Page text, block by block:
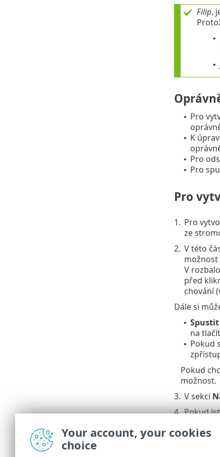
Filip,
•
•
• Pro
• K
• Pro
• Pro
Pro
1. Pro
ze
2. V této
možnost
V
před
chování
Dále si
•
na
• Pokud
Pokud
možnost.
3. V sekci
4. Pokud
V části
Dokončit
Your account, your cookies
choice